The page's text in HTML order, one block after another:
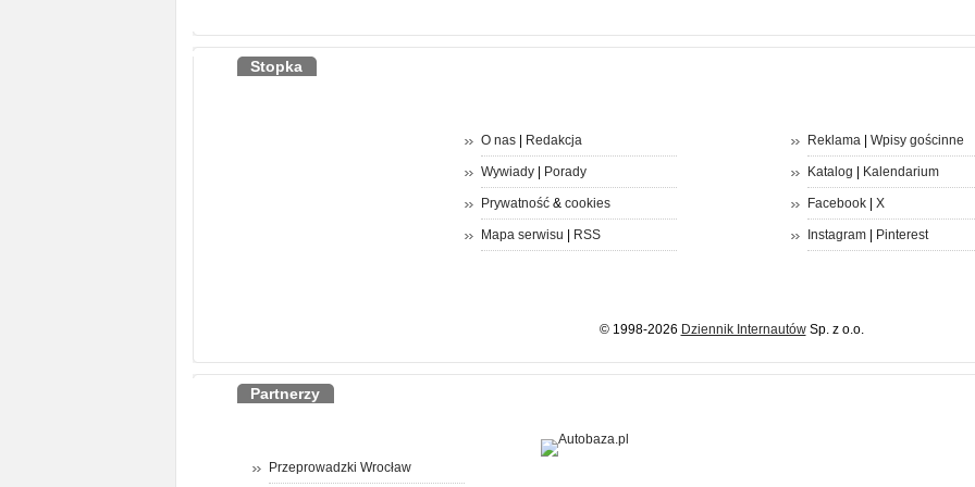
Stopka
O nas| Redakcja
Wywiady| Porady
Prywatność& cookies
Mapa serwisu RSS
Reklama| Wpisy gościnne
Katalog Kalendarium
Facebook| X
Instagram| Pinterest
© 1998-2026 Dziennik InternautówSp. z o.o.
Partnerzy
Przeprowadzki Wrocław